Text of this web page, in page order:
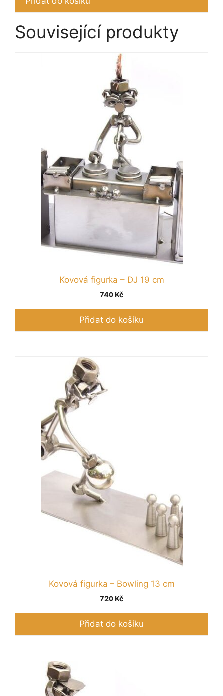
Související produkty
Kovová figurka – DJ 19 cm
740 Kč
Přidat do košíku
Kovová figurka – Bowling 13 cm
720 Kč
Přidat do košíku